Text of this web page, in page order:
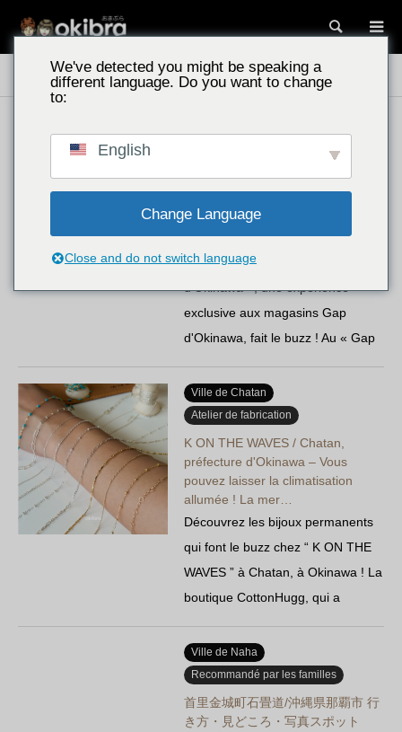
Lieux à découvrir à Okinawa Lieux touristiques
Ville de Tomigusuku
Recommandé par les familles
Gap Outlet, magasin d'Ashibinaa /
d'Okinawa. Une pièce unique au
monde !…
La « broderie aux motifs
d'Okinawa », une expérience
exclusive aux magasins Gap
d'Okinawa, fait le buzz ! Au « Gap
Outlet Okinawa Outlet Mall
Ashibinaa », des motifs exclusifs
représentant des shisa et des
hibiscus…
Ville de Chatan
Atelier de fabrication
K ON THE WAVES / Chatan,
préfecture d'Okinawa – Vous
pouvez laisser la climatisation
allumée ! La mer…
Découvrez les bijoux permanents
qui font le buzz chez “ K ON THE
WAVES ” à Chatan, à Okinawa ! La
boutique CottonHugg, qui a
déménagé depuis le village
d’Onna, y est également installée.
Ces « bijoux qui ne s’enlèvent pas
», dépourvus de fermoir, sont
disponibles en 14KGF et…
Ville de Naha
Recommandé par les familles
首里金城町石畳道/沖縄県那覇市 行
き方・見どころ・写真スポット
We've detected you might be speaking a
different language. Do you want to change
to:
English
Change Language
Close and do not switch language